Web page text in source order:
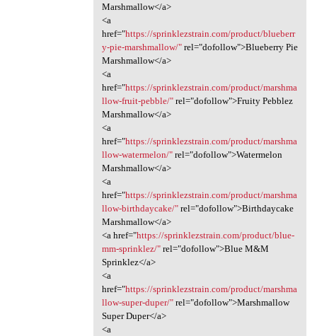
Marshmallow</a>
<a
href="https://sprinklezstrain.com/product/blueberr
y-pie-marshmallow/"rel="dofollow">Blueberry Pie
Marshmallow</a>
<a
href="https://sprinklezstrain.com/product/marshma
llow-fruit-pebble/"rel="dofollow">Fruity Pebblez
Marshmallow</a>
<a
href="https://sprinklezstrain.com/product/marshma
llow-watermelon/"rel="dofollow">Watermelon
Marshmallow</a>
<a
href="https://sprinklezstrain.com/product/marshma
llow-birthdaycake/"rel="dofollow">Birthdaycake
Marshmallow</a>
<a href="https://sprinklezstrain.com/product/blue-
mm-sprinklez/"rel="dofollow">Blue M&M
Sprinklez</a>
<a
href="https://sprinklezstrain.com/product/marshma
llow-super-duper/"rel="dofollow">Marshmallow
Super Duper</a>
<a